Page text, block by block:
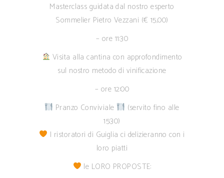
Masterclass guidata dal nostro esperto
Sommelier Pietro Vezzani (€ 15,00)
– ore 11:30
Visita alla cantina con approfondimento
sul nostro metodo di vinificazione
– ore 12:00
Pranzo Conviviale
(servito fino alle
15:30)
I ristoratori di Guiglia ci delizieranno con i
loro piatti
le LORO PROPOSTE: